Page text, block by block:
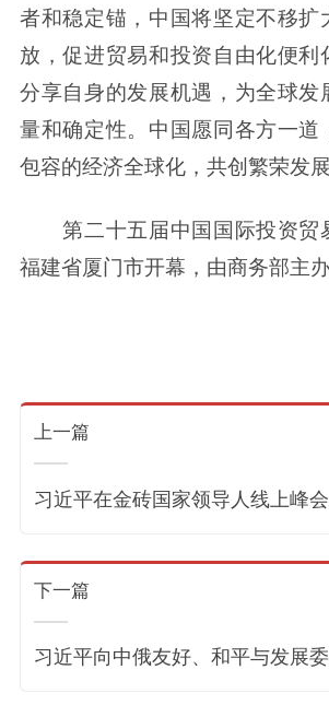
者和稳定锚，中国将坚定不移扩
放，促进贸易和投资自由化便利
分享自身的发展机遇，为全球发
量和确定性。中国愿同各方一道
包容的经济全球化，共创繁荣发
第二十五届中国国际投资贸
福建省厦门市开幕，由商务部主办
上一篇
习近平在金砖国家领导人线上峰
下一篇
习近平向中俄友好、和平与发展